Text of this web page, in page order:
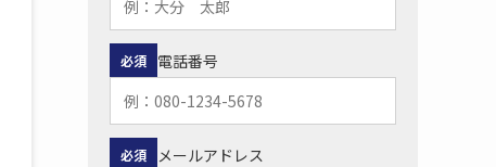
電話番号
必須
メールアドレス
必須